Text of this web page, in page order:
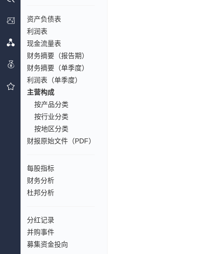
资产负债表
利润表
现金流量表
财务摘要（报告期）
财务摘要（单季度）
利润表（单季度）
主营构成
按产品分类
按行业分类
按地区分类
财报原始文件（PDF）
每股指标
财务分析
杜邦分析
分红记录
并购事件
募集资金投向